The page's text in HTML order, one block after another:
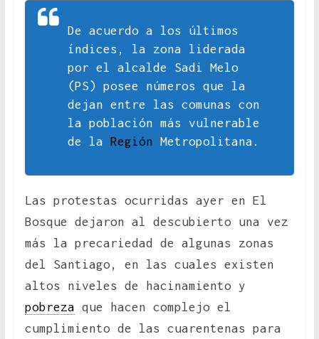
De acuerdo a los últimos
índices, la zona liderada
por el alcalde Sadi Melo
(PS) posee números que la
dejan entre las comunas con
la población más vulnerable
de la Región Metropolitana.
Las protestas ocurridas ayer en El
Bosque dejaron al descubierto una vez
más la precariedad de algunas zonas
del Santiago, en las cuales existen
altos niveles de hacinamiento y
pobreza que hacen complejo el
cumplimiento de las cuarentenas para